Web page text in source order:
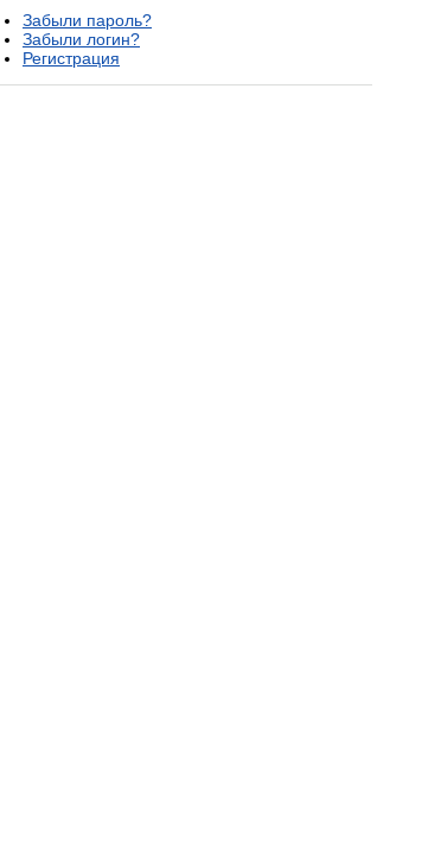
Забыли пароль?
Забыли логин?
Регистрация